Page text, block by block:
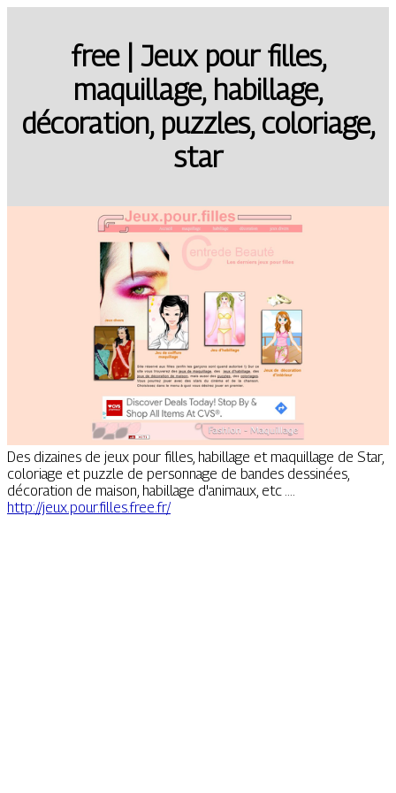
free | Jeux pour filles,
maquillage, habillage,
décoration, puzzles, coloriage,
star
Des dizaines de jeux pour filles, habillage et maquillage de Star,
coloriage et puzzle de personnage de bandes dessinées,
décoration de maison, habillage d'animaux, etc ....
http://jeux.pour.filles.free.fr/